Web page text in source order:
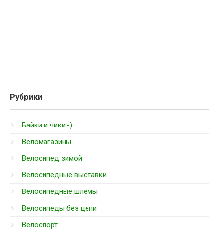
Рубрики
Байки и чики:-)
Веломагазины
Велосипед зимой
Велосипедные выставки
Велосипедные шлемы
Велосипеды без цепи
Велоспорт